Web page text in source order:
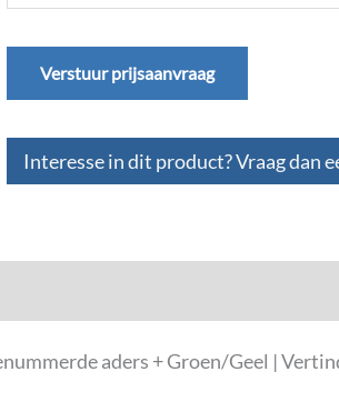
Verstuur prijsaanvraag
Interesse in dit product? Vraag dan
aders + Groen/Geel |